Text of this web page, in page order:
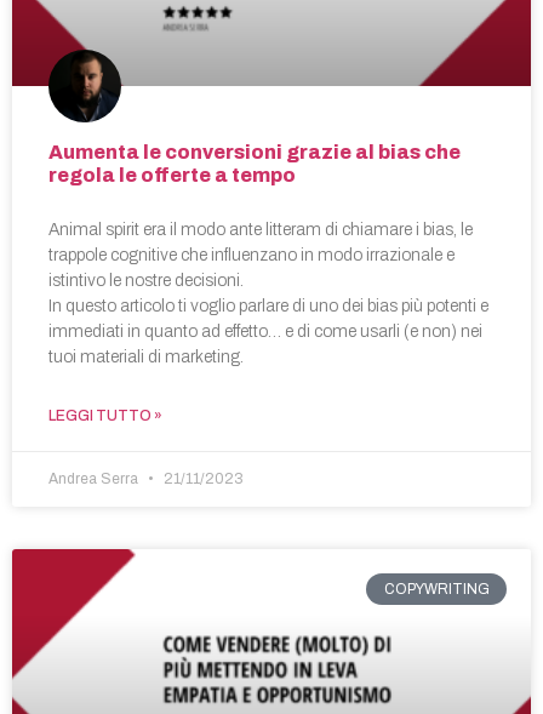
Aumenta le conversioni grazie al bias che
regola le offerte a tempo
Animal spirit era il modo ante litteram di chiamare i bias, le
trappole cognitive che influenzano in modo irrazionale e
istintivo le nostre decisioni.
In questo articolo ti voglio parlare di uno dei bias più potenti e
immediati in quanto ad effetto… e di come usarli (e non) nei
tuoi materiali di marketing.
LEGGI TUTTO »
Andrea Serra 21/11/2023
COPYWRITING